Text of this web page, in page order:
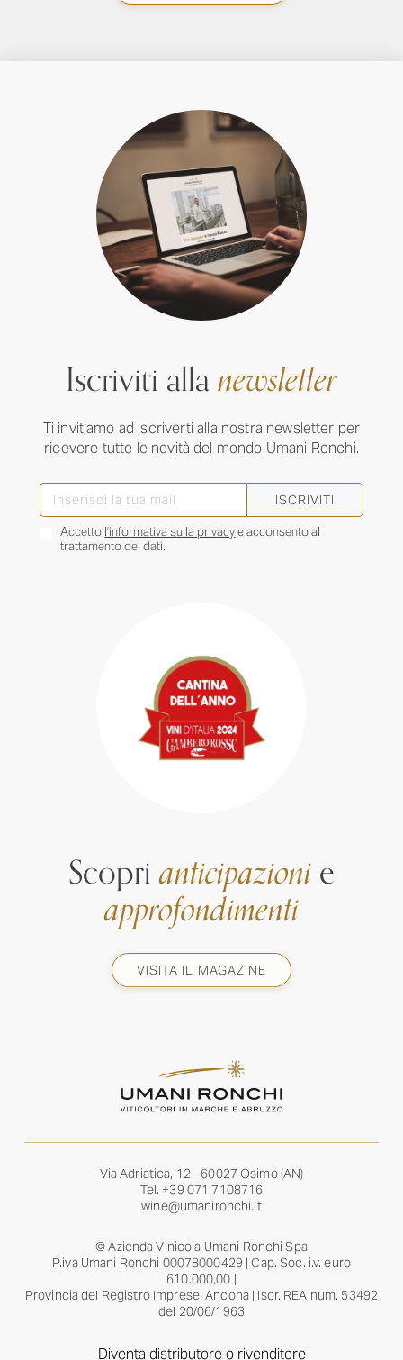
Iscriviti allanewsletter
Ti invitiamo ad iscriverti alla nostra newsletter per
ricevere tutte le novità del mondo Umani Ronchi.
ISCRIVITI
Accetto l’informativa sulla privacye acconsento al
trattamento dei dati.
Scoprianticipazionie
approfondimenti
VISITA IL MAGAZINE
Via Adriatica, 12 - 60027 Osimo (AN)
Tel. +39 071 7108716
wine@umanironchi.it
© Azienda Vinicola Umani Ronchi Spa
P.iva Umani Ronchi 00078000429 | Cap. Soc. i.v. euro
610.000,00 |
Provincia del Registro Imprese: Ancona | Iscr. REA num. 53492
del 20/06/1963
Diventa distributore o rivenditore